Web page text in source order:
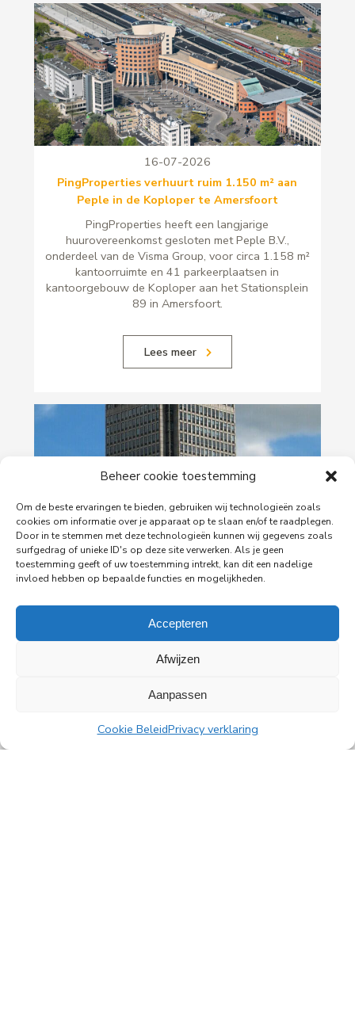
Beheer cookie toestemming
Om de beste ervaringen te bieden, gebruiken wij technologieën zoals
cookies om informatie over je apparaat op te slaan en/of te raadplegen.
Door in te stemmen met deze technologieën kunnen wij gegevens zoals
surfgedrag of unieke ID's op deze site verwerken. Als je geen
toestemming geeft of uw toestemming intrekt, kan dit een nadelige
invloed hebben op bepaalde functies en mogelijkheden.
Accepteren
Afwijzen
Aanpassen
Cookie BeleidPrivacy verklaring
16-07-2026
PingProperties verhuurt ruim 1.150 m² aan
Peple in de Koploper te Amersfoort
PingProperties heeft een langjarige
huurovereenkomst gesloten met Peple B.V.,
onderdeel van de Visma Group, voor circa 1.158 m²
kantoorruimte en 41 parkeerplaatsen in
kantoorgebouw de Koploper aan het Stationsplein
89 in Amersfoort.
Lees meer
29-06-2026
PingProperties verhuist haar hoofdkantoor naar
PingProperties heeft haar hoofdkantoor gevestigd
in de Rembrandttoren (Rembrandt Tower), het
iconische gebouw aan het Amstelplein in